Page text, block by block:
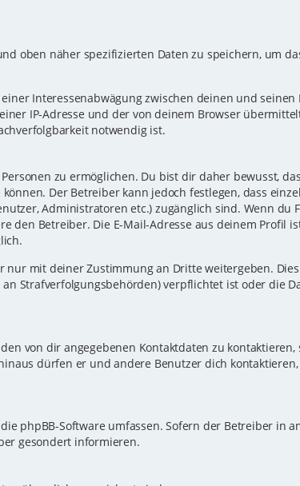
oben näher spezifizierten Daten zu speichern, um
Interessenabwägung zwischen deinen und
IP-Adresse und der von deinem Browser
notwendig ist.
zu ermöglichen. Du bist dir daher bewusst,
Der Betreiber kann jedoch festlegen, dass
Administratoren etc.) zugänglich sind. Wenn du
den Betreiber. Die E-Mail-Adresse aus deinem Profil
mit deiner Zustimmung an Dritte weitergeben.
Strafverfolgungsbehörden) verpflichtet ist oder die
von dir angegebenen Kontaktdaten zu
dürfen er und andere Benutzer dich
phpBB-Software umfassen. Sofern der Betreiber in
gesondert informieren.